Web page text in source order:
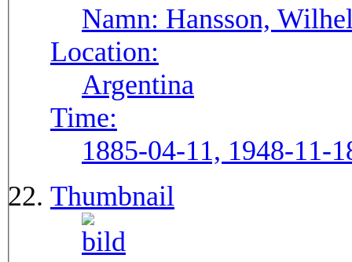
Namn: Hansson,
Location:
Argentina
Time:
1885-04-11, 1948-11-
Thumbnail